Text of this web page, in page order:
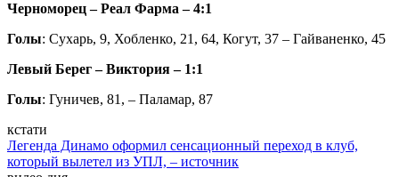
Черноморец – Реал Фарма – 4:1
Голы: Сухарь, 9, Хобленко, 21, 64, Когут, 37 – Гайваненко, 45
Левый Берег – Виктория – 1:1
Голы: Гуничев, 81, – Паламар, 87
кстати
Легенда Динамо оформил сенсационный переход в клуб,
который вылетел из УПЛ, – источник